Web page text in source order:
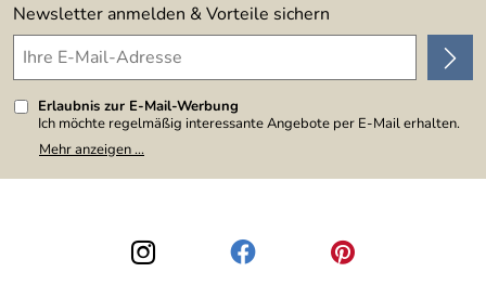
Newsletter anmelden & Vorteile sichern
Erlaubnis zur E-Mail-Werbung
Ich möchte regelmäßig interessante Angebote per E-Mail erhalten.
Meine E-Mail-Adresse wird nicht an andere Unternehmen
weitergegeben. Zu statistischen Zwecken wird in anonymer Form
den Link "Abmelden" am Ende des Newsletters anklicke. Die
Datenschutzerklärung
habe ich zur Kenntnis genommen.
Mehr anzeigen ...